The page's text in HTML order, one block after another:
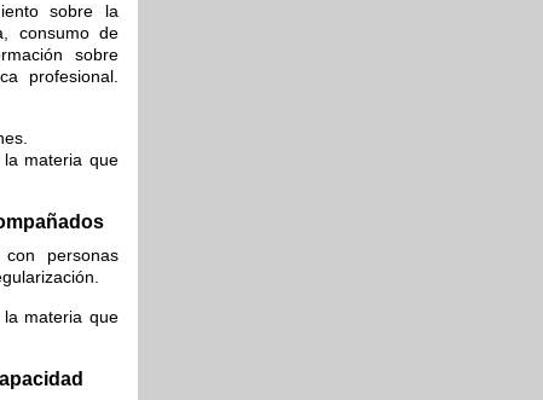
sobre la
consumo de
sobre
profesional.
materia que
personas
materia que